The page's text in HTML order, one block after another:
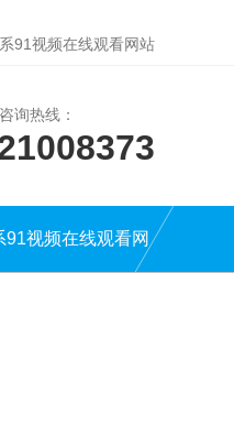
91视频在线观看网站
询热线：
91视频在线观看网